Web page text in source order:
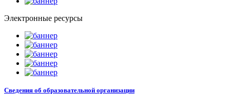
Электронные ресурсы
Сведения об образовательной организации